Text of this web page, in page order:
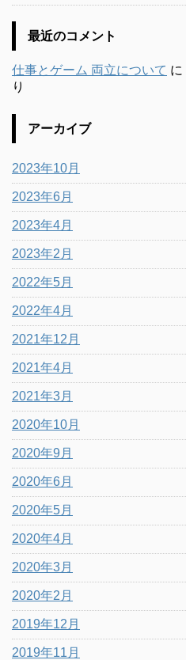
最近のコメント
仕事とゲーム 両立について に
り
アーカイブ
2023年10月
2023年6月
2023年4月
2023年2月
2022年5月
2022年4月
2021年12月
2021年4月
2021年3月
2020年10月
2020年9月
2020年6月
2020年5月
2020年4月
2020年3月
2020年2月
2019年12月
2019年11月